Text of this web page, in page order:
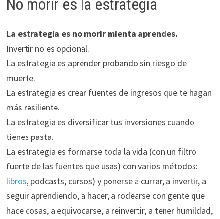
No morir es la estrategia
La estrategia es no morir mienta aprendes.
Invertir no es opcional.
La estrategia es aprender probando sin riesgo de
muerte.
La estrategia es crear fuentes de ingresos que te hagan
más resiliente.
La estrategia es diversificar tus inversiones cuando
tienes pasta.
La estrategia es formarse toda la vida (con un filtro
fuerte de las fuentes que usas) con varios métodos:
libros, podcasts, cursos) y ponerse a currar, a invertir, a
seguir aprendiendo, a hacer, a rodearse con gente que
hace cosas, a equivocarse, a reinvertir, a tener humildad,